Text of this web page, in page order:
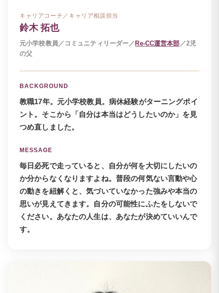
キャリアコーチ／キャリア相談担当
鈴木 拓也
元小学校教員／コミュニティリーダー／ Re-CC運営本部 ／2児
の父
BACKGROUND
教職17年。元小学校教員。病休経験がターニングポイ
ント。そこから「自分は本当はどうしたいのか」を見
つめ直しました。
MESSAGE
毎日必死で走っていると、自分が何を大切にしたいの
か分からなくなりますよね。普段の何気ない言動や心
の動きを紐解くと、気づいていなかった強みや本当の
思いが見えてきます。自分の可能性にふたをしないで
ください。あなたの人生は、あなたが決めていいんで
す。